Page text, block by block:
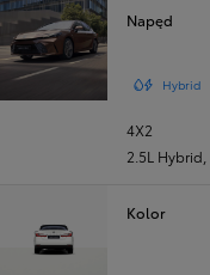
Napęd
Hybrid
4X2
2.5L Hybrid
Kolor